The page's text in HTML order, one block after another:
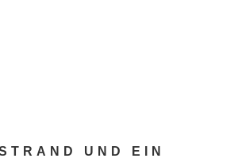
UND EIN